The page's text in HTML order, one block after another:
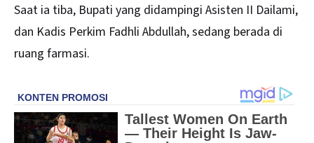
Saat ia tiba, Bupati yang didampingi Asisten II Dailami,
dan Kadis Perkim Fadhli Abdullah, sedang berada di
ruang farmasi.